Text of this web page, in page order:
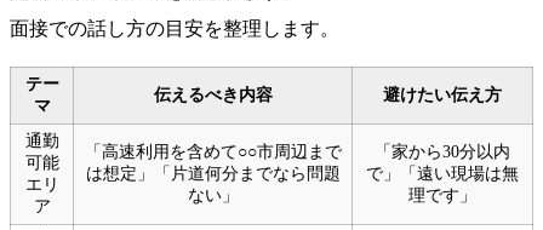
面接での話し方の目安を整理します。
テー
マ
伝えるべき内容 避けたい伝え方
通勤
可能
エリ
ア
「高速利用を含めて○○市周辺まで
は想定」「片道何分までなら問題
ない」
「家から30分以内
で」「遠い現場は無
理です」